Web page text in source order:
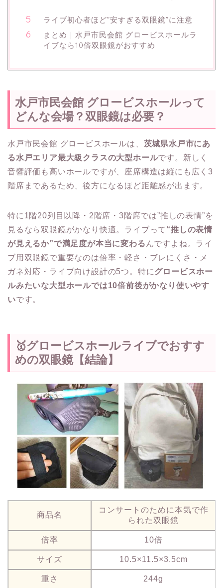
ライブ初心者ほど”安すぎる双眼鏡”に注意
まとめ｜水戸市民会館 グロービスホールラ
イブなら10倍双眼鏡がおすすめ
水戸市民会館 グロービスホールって
どんな会場？双眼鏡は必要？
水戸市民会館 グロービスホールは、 茨城県水戸市にあ
る水戸エリア最大級クラスの大型ホールです。新しく
音響評価も高いホールですが、座席構造は縦にも広く3
階席まであるため、後方になるほど距離感が出ます。
特に1階20列目以降・2階席・3階席では”推しの表情”を
見るなら双眼鏡がかなり快適。ライブって “推しの表情
が見えるか”で満足度が本当に変わる んですよね。ライ
ブ用双眼鏡で重要なのは倍率・軽さ・ブレにくさ・メ
ガネ対応・ライブ向け設計の5つ。特にグロービスホー
ルみたいな大型ホールでは10倍前後がかなり使いやす
いです。
🥇グロービスホールライブでおすす
めの双眼鏡【結論】
商品名
コンサートのために本気で作
られた双眼鏡
倍率 10倍
サイズ 10.5×11.5×3.5cm
重さ 244g